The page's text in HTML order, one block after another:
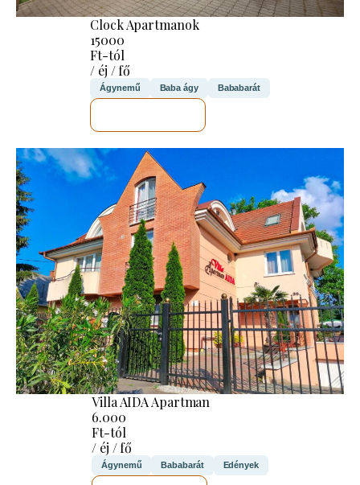
Clock Apartmanok
15000
Ft-tól
/ éj / fő
Ágynemű Baba ágy Bababarát
Villa AIDA Apartman
6.000
Ft-tól
/ éj / fő
Ágynemű Bababarát Edények